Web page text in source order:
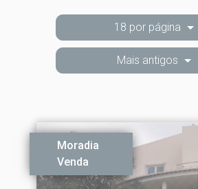
18 por página
Mais antigos
Moradia
Venda